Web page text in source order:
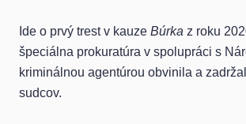
Ide o prvý trest v kauze Búrka z roku
špeciálna prokuratúra v spolupráci s
kriminálnou agentúrou obvinila a
sudcov.